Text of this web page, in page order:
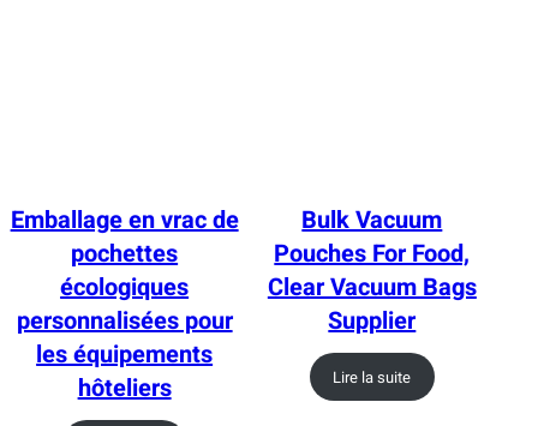
Emballage en vrac de
pochettes
écologiques
personnalisées pour
les équipements
hôteliers
Bulk Vacuum
Pouches For Food,
Clear Vacuum Bags
Supplier
Lire la suite